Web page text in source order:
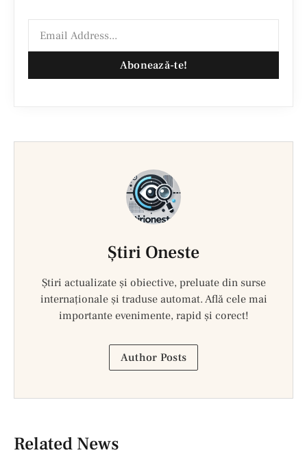
Abonează-te!
Ştiri Oneste
Știri actualizate și obiective, preluate din surse
internaționale și traduse automat. Află cele mai
importante evenimente, rapid și corect!
Author Posts
Related News